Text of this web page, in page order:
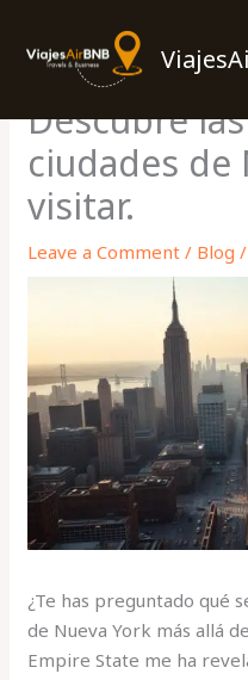
content
Descubre
ciudades de
visitar.
Leave a Comment / Blog
¿Te has preguntado qué
de Nueva York más allá
Empire State me ha